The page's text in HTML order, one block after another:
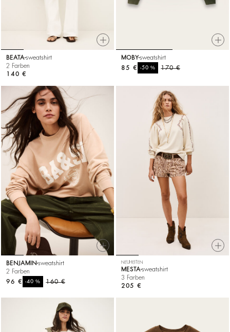
BEATA sweatshirt
2 Farben
140 €
MOBYsweatshirt
170 €
-50%
85 €
BENJAMIN sweatshirt
2 Farben
160 €
-40%
96 €
NEUHEITEN
MESTA sweatshirt
3 Farben
205 €